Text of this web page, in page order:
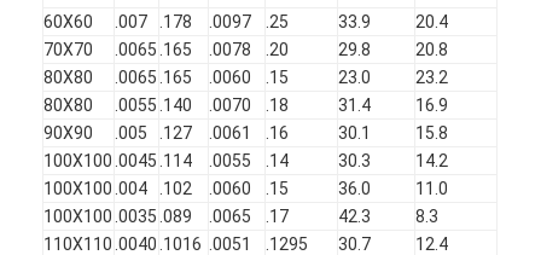
รั้วสนามปาเดล
ลวดตาข่ายถัก
มุ้งลวดอลูมิเนียม
60X60
.007 .178 .0097 .25 33.9
20.4
70X70
.0065 .165 .0078 .20 29.8
20.8
80X80
.0065 .165 .0060 .15 23.0
23.2
80X80
.0055 .140 .0070 .18 31.4
16.9
90X90
.005 .127 .0061 .16 30.1
15.8
100X100 .0045 .114 .0055 .14 30.3
14.2
100X100 .004 .102 .0060 .15 36.0
11.0
100X100 .0035 .089 .0065 .17 42.3
8.3
110X110 .0040 .1016 .0051 .1295 30.7
12.4